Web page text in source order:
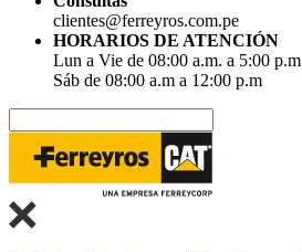
clientes@ferreyros.com.pe
HORARIOS DE ATENCIÓN
Lun a Vie de 08:00 a.m. a 5:00 p.m
Sáb de 08:00 a.m a 12:00 p.m